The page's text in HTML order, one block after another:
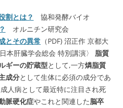
割とは？
協和発酵バイオ
オルニチン研究会
とその異常 （PDF) 沼正作 京都大
肝臓学会総会 特別講演〉 脂質
ギーの貯蔵型として,一方燐脂質
成分として生体に必須の成分であ
人病として最近特に注目され死
脈硬化症やこれと関連した脳卒